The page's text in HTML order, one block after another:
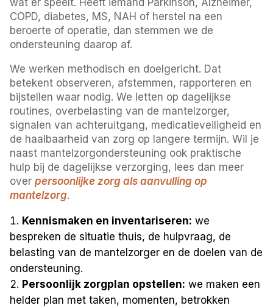
COPD, diabetes, MS, NAH of herstel na een
beroerte of operatie, dan stemmen we de
ondersteuning daarop af.
We werken methodisch en doelgericht. Dat
betekent observeren, afstemmen, rapporteren en
bijstellen waar nodig. We letten op dagelijkse
routines, overbelasting van de mantelzorger,
signalen van achteruitgang, medicatieveiligheid en
de haalbaarheid van zorg op langere termijn. Wil je
naast mantelzorgondersteuning ook praktische
hulp bij de dagelijkse verzorging, lees dan meer
overpersoonlijke zorg als aanvulling op
mantelzorg.
Kennismaken en inventariseren: we
bespreken de situatie thuis, de hulpvraag, de
belasting van de mantelzorger en de doelen van de
ondersteuning.
Persoonlijk zorgplan opstellen: we maken een
helder plan met taken, momenten, betrokken